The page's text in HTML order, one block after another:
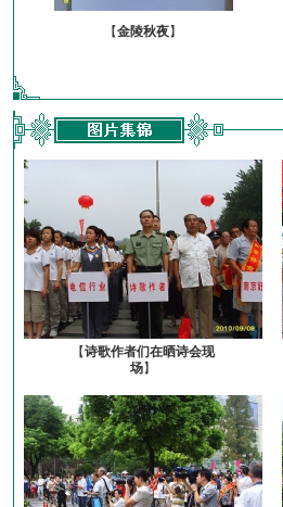
【金陵秋夜】
【诗歌作者们在晒诗会现
场】